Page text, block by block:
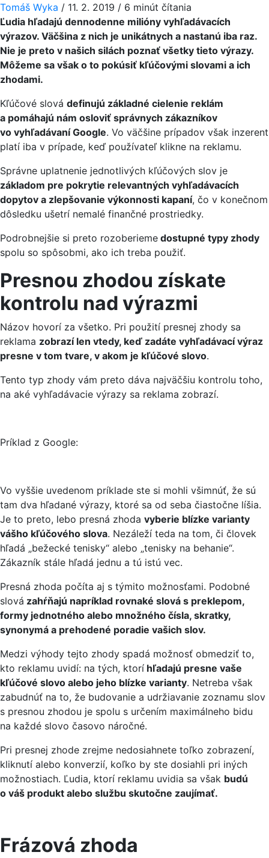
Tomáš Wyka / 11. 2. 2019 / 6 minút čítania
Ľudia hľadajú dennodenne milióny vyhľadávacích
výrazov. Väčšina z nich je unikátnych a nastanú iba raz.
Nie je preto v našich silách poznať všetky tieto výrazy.
Môžeme sa však o to pokúsiť kľúčovými slovami a ich
zhodami.
Kľúčové slová definujú základné cielenie reklám
a pomáhajú nám osloviť správnych zákazníkov
vo vyhľadávaní Google. Vo väčšine prípadov však inzerent
platí iba v prípade, keď používateľ klikne na reklamu.
Správne uplatnenie jednotlivých kľúčových slov je
základom pre pokrytie relevantných vyhľadávacích
dopytov a zlepšovanie výkonnosti kapaní, čo v konečnom
dôsledku ušetrí nemalé finančné prostriedky.
Podrobnejšie si preto rozoberieme dostupné typy zhody
spolu so spôsobmi, ako ich treba použiť.
Presnou zhodou získate
kontrolu nad výrazmi
Názov hovorí za všetko. Pri použití presnej zhody sa
reklama zobrazí len vtedy, keď zadáte vyhľadávací výraz
presne v tom tvare, v akom je kľúčové slovo.
Tento typ zhody vám preto dáva najväčšiu kontrolu toho,
na aké vyhľadávacie výrazy sa reklama zobrazí.
Príklad z Google:
Vo vyššie uvedenom príklade ste si mohli všimnúť, že sú
tam dva hľadané výrazy, ktoré sa od seba čiastočne líšia.
Je to preto, lebo presná zhoda vyberie blízke varianty
vášho kľúčového slova. Nezáleží teda na tom, či človek
hľadá „bežecké tenisky“ alebo „tenisky na behanie“.
Zákazník stále hľadá jednu a tú istú vec.
Presná zhoda počíta aj s týmito možnosťami. Podobné
slová zahŕňajú napríklad rovnaké slová s preklepom,
formy jednotného alebo množného čísla, skratky,
synonymá a prehodené poradie vašich slov.
Medzi výhody tejto zhody spadá možnosť obmedziť to,
kto reklamu uvidí: na tých, ktorí hľadajú presne vaše
kľúčové slovo alebo jeho blízke varianty. Netreba však
zabudnúť na to, že budovanie a udržiavanie zoznamu slov
s presnou zhodou je spolu s určením maximálneho bidu
na každé slovo časovo náročné.
Pri presnej zhode zrejme nedosiahnete toľko zobrazení,
kliknutí alebo konverzií, koľko by ste dosiahli pri iných
možnostiach. Ľudia, ktorí reklamu uvidia sa však budú
o váš produkt alebo službu skutočne zaujímať.
Frázová zhoda